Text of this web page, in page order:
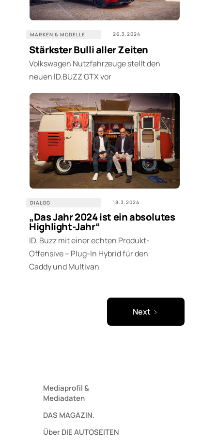
MARKEN & MODELLE 26.3.2024
Stärkster Bulli aller Zeiten
Volkswagen Nutzfahrzeuge stellt den
neuen ID.BUZZ GTX vor
DIALOG 18.3.2024
„Das Jahr 2024 ist ein absolutes
Highlight-Jahr“
ID. Buzz mit einer echten Produkt-
Offensive – Plug-In Hybrid für den
Caddy und Multivan
Next
Mediaprofil&
Mediadaten
DAS MAGAZIN.
Über DIE AUTOSEITEN